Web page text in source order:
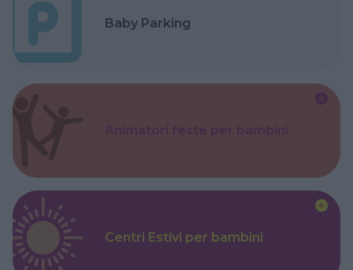
Baby Parking
Centri Estivi per bambini